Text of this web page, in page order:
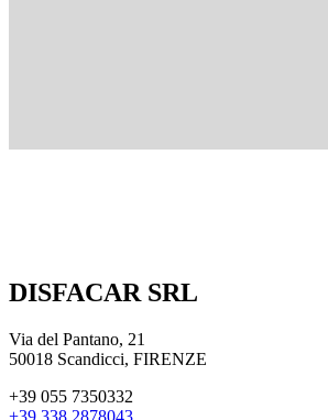
DISFACAR SRL
Via del Pantano, 21
50018 Scandicci, FIRENZE
+39 055 7350332
+39 338 2878043